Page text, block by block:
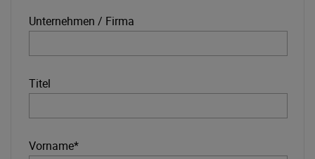
Unternehmen / Firma
Titel
Vorname*